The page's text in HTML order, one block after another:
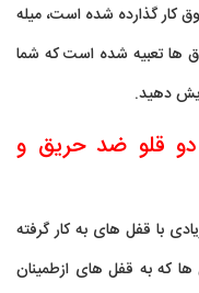
کار گذارده شده است، میله
ها تعبیه شده است که شما
دهید.
قلو ضد حریق و
با قفل های به کار گرفته
که به قفل های ازطمینان